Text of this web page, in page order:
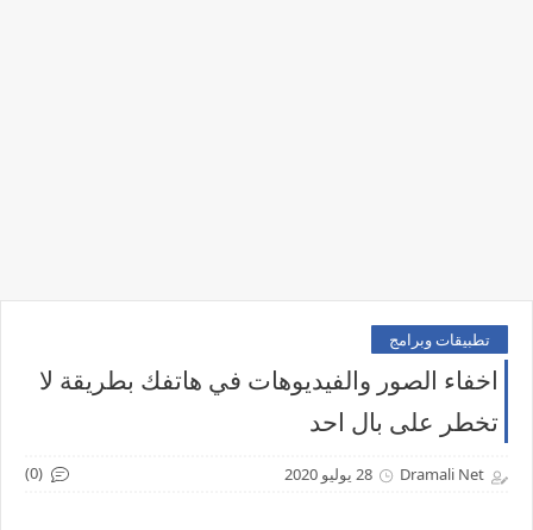
تطبيقات وبرامج
اخفاء الصور والفيديوهات في هاتفك بطريقة لا
تخطر على بال احد
Dramali Net 28 يوليو 2020 (0)